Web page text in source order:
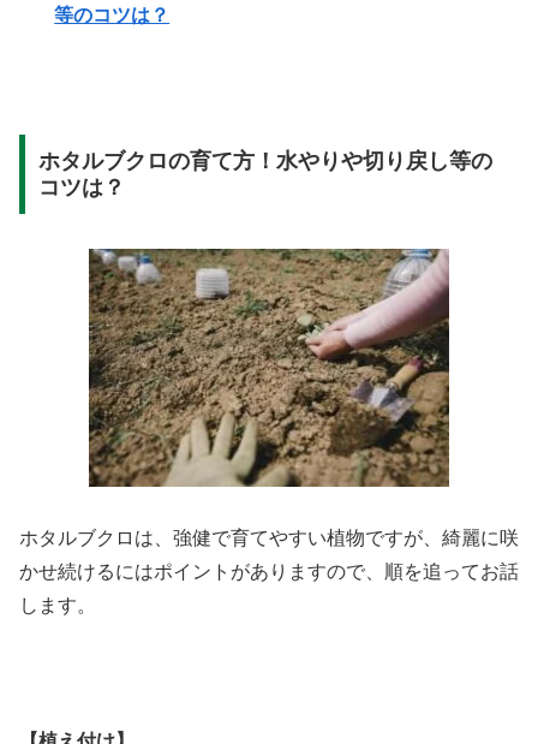
等のコツは？
ホタルブクロの育て方！水やりや切り戻し等の
コツは？
ホタルブクロは、強健で育てやすい植物ですが、綺麗に咲
かせ続けるにはポイントがありますので、順を追ってお話
します。